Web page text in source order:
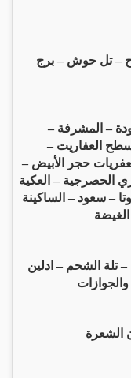
– تل حوش – برج
– المشرفة –
العفاريت –
حجر الأبيض –
الحصرجية – العكية
– سعود – الساكينة
– تلة الشحم – ادلين
الشعرة